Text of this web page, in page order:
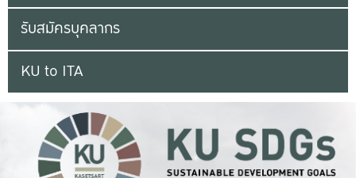
รับสมัครบุคลากร
KU to ITA